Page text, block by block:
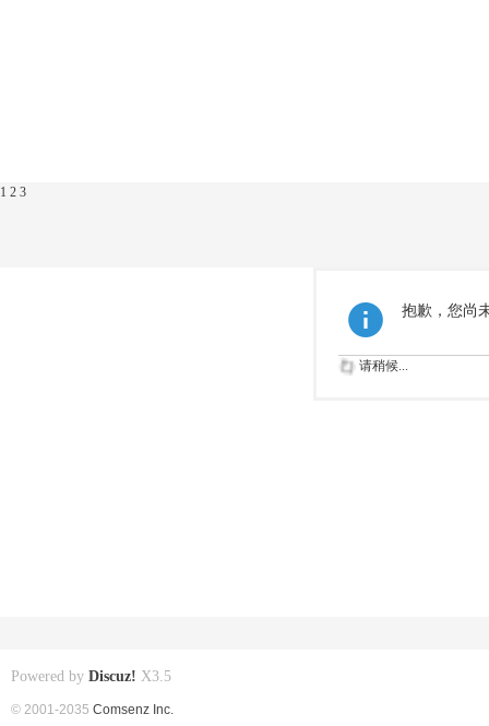
1 2 3
抱歉，您尚
请稍候...
Powered by Discuz! X3.5
© 2001-2035 Comsenz Inc.